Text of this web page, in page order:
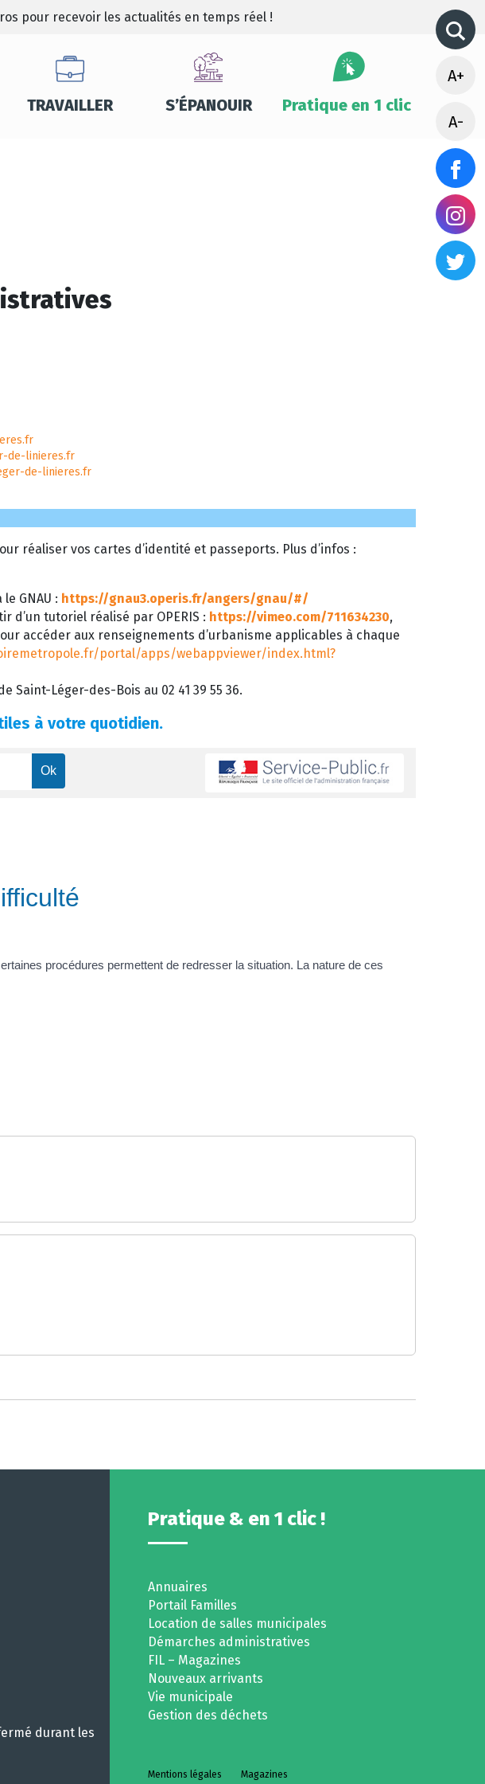
pour recevoir les actualités en temps réel !
TRAVAILLER S’ÉPANOUIR Pratique en 1 clic
A+
A-
de-linieres.fr
de-linieres.fr
réaliser vos cartes d’identité et passeports. Plus d’infos :
GNAU : https://gnau3.operis.fr/angers/gnau/#/
d’un tutoriel réalisé par OPERIS : https://vimeo.com/711634230,
accéder aux renseignements d’urbanisme applicables à chaque
portal/apps/webappviewer/index.html?
Léger-des-Bois au 02 41 39 55 36.
à votre quotidien.
procédures permettent de redresser la situation. La nature de ces
durant les
Pratique & en 1 clic !
Annuaires
Portail Familles
Location de salles municipales
Démarches administratives
FIL – Magazines
Nouveaux arrivants
Vie municipale
Gestion des déchets
Mentions légales Magazines